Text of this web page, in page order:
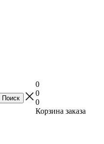
0
0
0
Корзина заказа